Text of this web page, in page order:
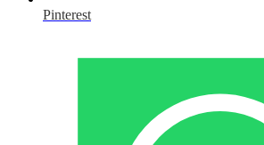
Pinterest